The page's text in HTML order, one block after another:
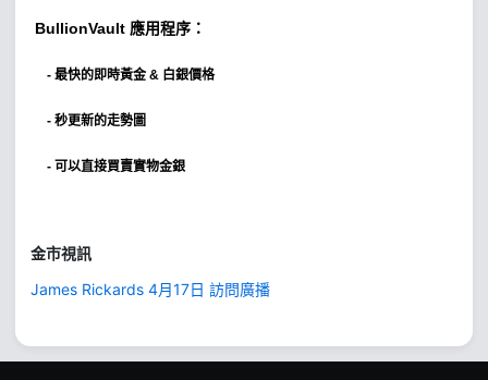
BullionVault 應用程序：
- 最快的即時黃金 & 白銀價格
- 秒更新的走勢圖
- 可以直接買賣實物金銀
金市視訊
James Rickards 4月17日 訪問廣播